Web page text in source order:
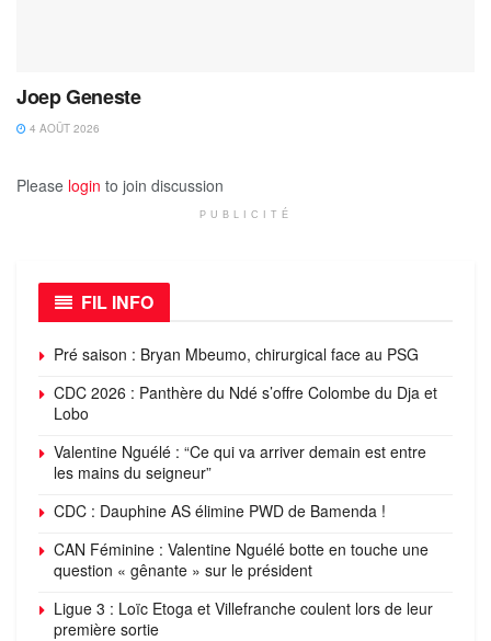
Joep Geneste
4 AOÛT 2026
Please login to join discussion
PUBLICITÉ
FIL INFO
Pré saison : Bryan Mbeumo, chirurgical face au PSG
CDC 2026 : Panthère du Ndé s’offre Colombe du Dja et
Lobo
Valentine Nguélé : “Ce qui va arriver demain est entre
les mains du seigneur”
CDC : Dauphine AS élimine PWD de Bamenda !
CAN Féminine : Valentine Nguélé botte en touche une
question « gênante » sur le président
Ligue 3 : Loïc Etoga et Villefranche coulent lors de leur
première sortie